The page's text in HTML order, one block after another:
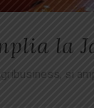
la
si